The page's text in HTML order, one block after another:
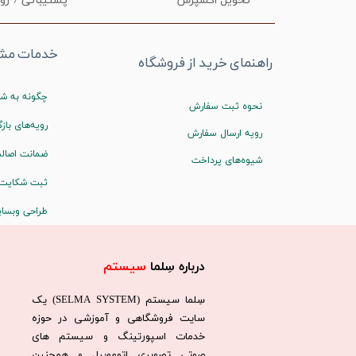
درباره سِلما سیستم​​​​​​​
سِلما سيستم (SELMA SYSTEM) یک
سایت فروشگاهی و آموزشی در حوزه
خدمات اسپورتینگ و سیستم های
راهنمای خرید از فروشگاه
نحوه ثبت سفارش
رویه ارسال سفارش
شیوه‌های پرداخت
خدمات
چگونه به
رویه‌های
ضمانت
ثبت
طراحی